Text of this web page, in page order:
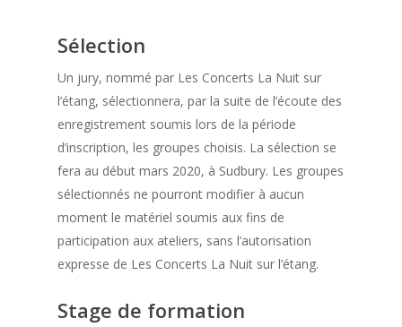
Sélection
Un jury, nommé par Les Concerts La Nuit sur
l’étang, sélectionnera, par la suite de l’écoute des
enregistrement soumis lors de la période
d’inscription, les groupes choisis. La sélection se
fera au début mars 2020, à Sudbury. Les groupes
sélectionnés ne pourront modifier à aucun
moment le matériel soumis aux fins de
participation aux ateliers, sans l’autorisation
expresse de Les Concerts La Nuit sur l’étang.
Stage de formation